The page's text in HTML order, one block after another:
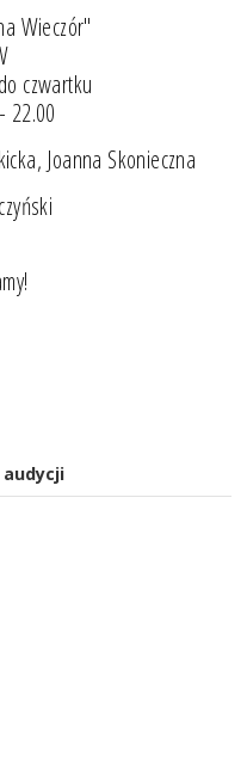
Wieczór"
czwartku
22.00
Joanna Skonieczna
audycji